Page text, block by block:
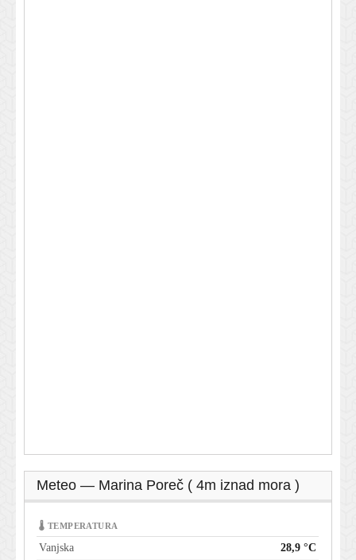
Meteo — Marina Poreč ( 4m iznad mora )
🌡 TEMPERATURA
Vanjska 28,9 °C